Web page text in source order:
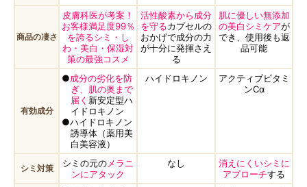
商品の凄さ
皮膚科医が考案！
お客様満足度99％
を誇るシミ・し
わ・美白・保湿対
策の最強コスメ
活性酸素から成分
を守るカプセルの
おかげで成分の力
が十分に発揮さえ
る
肌に優しい無添加
の美白シミケアが
でき、使用後も返
品可能
有効成分
●成分の劣化を防
ぎ、肌の奥まで
届く 新安定型ハ
イドロキノン
●ハイドロキノン
誘導体（薬用美
白美容液）
ハイドロキノン
アクティブビタミ
ンCα
シミ対策 シミの元のメラニ
ンにアタック
なし
消えにくいシミに
アプローチする